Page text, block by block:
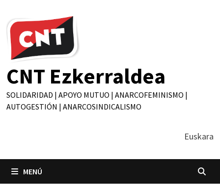
contenido
CNT Ezkerraldea
SOLIDARIDAD | APOYO MUTUO | ANARCOFEMINISMO |
AUTOGESTIÓN | ANARCOSINDICALISMO
Euskara
MENÚ